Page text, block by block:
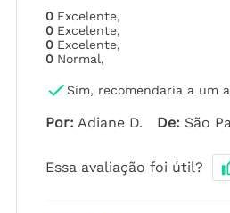
0 Excelente,
0 Excelente,
0 Excelente,
0 Normal,
Sim, recomendaria a um
Por: Adiane D. De: São
Essa avaliação foi útil?